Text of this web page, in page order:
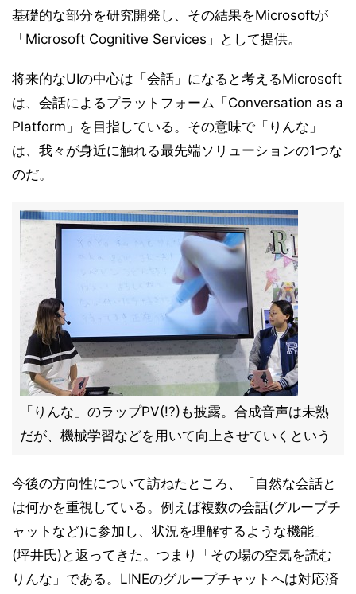
基礎的な部分を研究開発し、その結果をMicrosoftが
「Microsoft Cognitive Services」として提供。
将来的なUIの中心は「会話」になると考えるMicrosoft
は、会話によるプラットフォーム「Conversation as a
Platform」を目指している。その意味で「りんな」
は、我々が身近に触れる最先端ソリューションの1つな
のだ。
「りんな」のラップPV(!?)も披露。合成音声は未熟
だが、機械学習などを用いて向上させていくという
今後の方向性について訪ねたところ、「自然な会話と
は何かを重視している。例えば複数の会話(グループチ
ャットなど)に参加し、状況を理解するような機能」
(坪井氏)と返ってきた。つまり「その場の空気を読む
りんな」である。LINEのグループチャットへは対応済